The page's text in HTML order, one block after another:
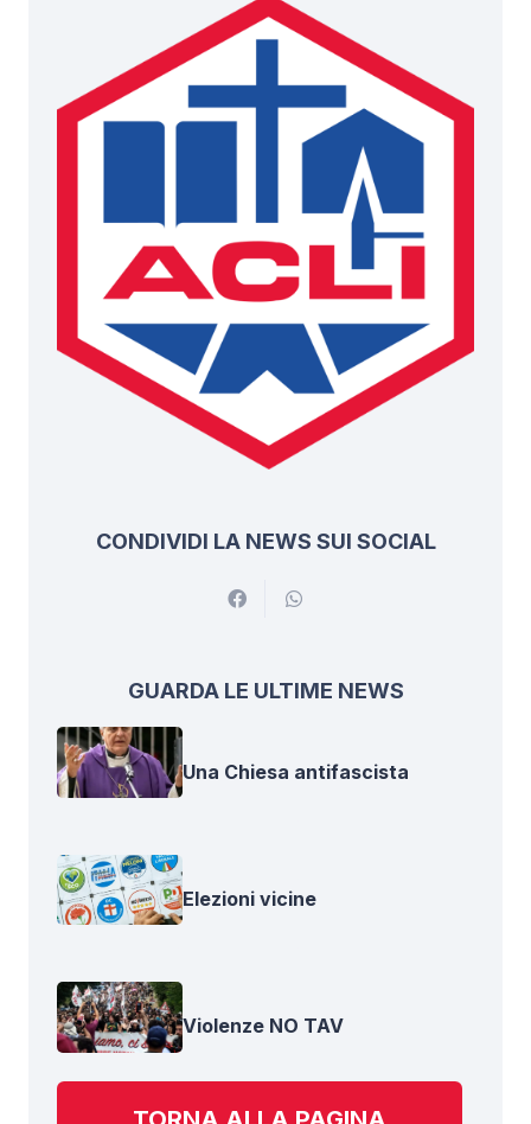
CONDIVIDI LA NEWS SUI SOCIAL
GUARDA LE ULTIME NEWS
Una Chiesa antifascista
Elezioni vicine
Violenze NO TAV